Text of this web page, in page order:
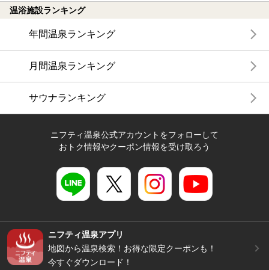
温浴施設ランキング
年間温泉ランキング
月間温泉ランキング
サウナランキング
ニフティ温泉公式アカウントをフォローして
おトク情報やクーポン情報を受け取ろう
ニフティ温泉アプリ
地図から温泉検索！お得な限定クーポンも！
今すぐダウンロード！